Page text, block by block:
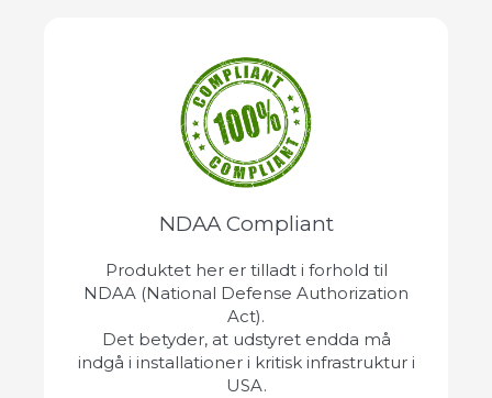
NDAA Compliant
Produktet her er tilladt i forhold til
NDAA (National Defense Authorization
Act).
Det betyder, at udstyret endda må
indgå i installationer i kritisk infrastruktur i
USA.